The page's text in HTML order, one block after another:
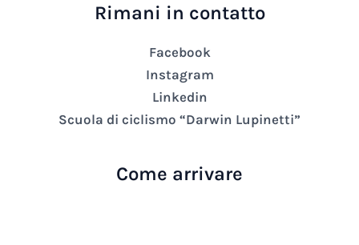
Rimani in contatto
Facebook
Instagram
Linkedin
Scuola di ciclismo “Darwin Lupinetti”
Come arrivare